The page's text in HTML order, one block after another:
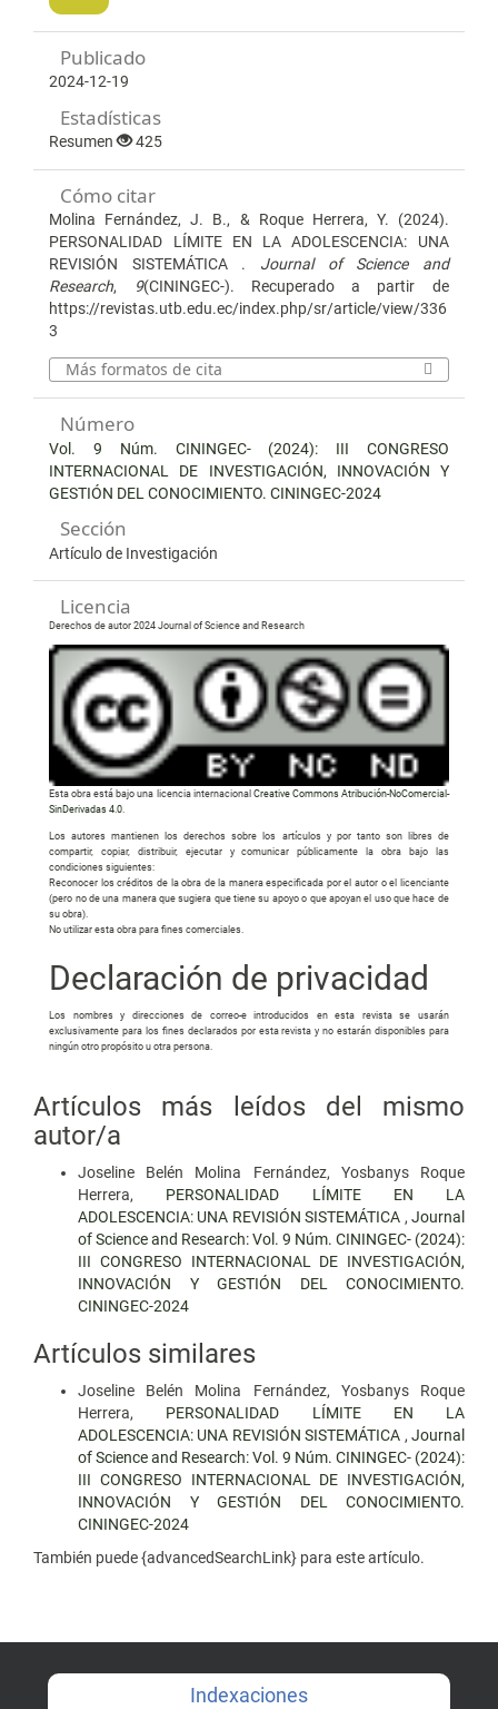
Publicado
2024-12-19
Estadísticas
Resumen 425
Cómo citar
Molina Fernández, J. B., & Roque Herrera, Y. (2024).
PERSONALIDAD LÍMITE EN LA ADOLESCENCIA: UNA
REVISIÓN SISTEMÁTICA . Journal of Science and
Research, 9(CININGEC-). Recuperado a partir de
https://revistas.utb.edu.ec/index.php/sr/article/view/336
3
Más formatos de cita
Número
Vol. 9 Núm. CININGEC- (2024): III CONGRESO
INTERNACIONAL DE INVESTIGACIÓN, INNOVACIÓN Y
GESTIÓN DEL CONOCIMIENTO. CININGEC-2024
Sección
Artículo de Investigación
Licencia
Derechos de autor 2024 Journal of Science and Research
Esta obra está bajo una licencia internacionalCreative Commons Atribución-NoComercial-
SinDerivadas 4.0
Los autores mantienen los derechos sobre los artículos y por tanto son libres de
compartir, copiar, distribuir, ejecutar y comunicar públicamente la obra bajo las
condiciones siguientes:
Reconocer los créditos de la obra de la manera especificada por el autor o el licenciante
(pero no de una manera que sugiera que tiene su apoyo o que apoyan el uso que hace de
su obra).
No utilizar esta obra para fines comerciales.
Declaración de privacidad
Los nombres y direcciones de correo-e introducidos en esta revista se usarán
exclusivamente para los fines declarados por esta revista y no estarán disponibles para
ningún otro propósito u otra persona.
Artículos más leídos del mismo
autor/a
Joseline Belén Molina Fernández, Yosbanys Roque
Herrera, PERSONALIDAD LÍMITE EN LA
ADOLESCENCIA: UNA REVISIÓN SISTEMÁTICA ,Journal
of Science and Research: Vol. 9 Núm. CININGEC- (2024):
III CONGRESO INTERNACIONAL DE INVESTIGACIÓN,
INNOVACIÓN Y GESTIÓN DEL CONOCIMIENTO.
CININGEC-2024
Artículos similares
Joseline Belén Molina Fernández, Yosbanys Roque
Herrera, PERSONALIDAD LÍMITE EN LA
ADOLESCENCIA: UNA REVISIÓN SISTEMÁTICA ,Journal
of Science and Research: Vol. 9 Núm. CININGEC- (2024):
III CONGRESO INTERNACIONAL DE INVESTIGACIÓN,
INNOVACIÓN Y GESTIÓN DEL CONOCIMIENTO.
CININGEC-2024
También puede {advancedSearchLink} para este artículo.
Indexaciones